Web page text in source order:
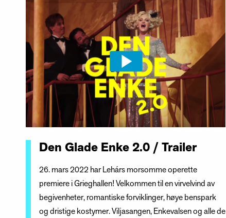
Den Glade Enke 2.0 / Trailer
26. mars 2022 har Lehárs morsomme operette
premiere i Grieghallen! Velkommen til en virvelvind av
begivenheter, romantiske forviklinger, høye benspark
og dristige kostymer. Viljasangen, Enkevalsen og alle de